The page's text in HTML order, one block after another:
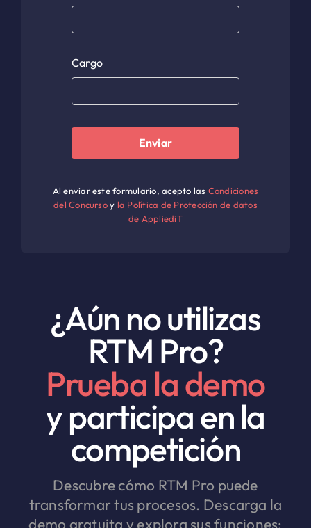
Cargo
Enviar
Al enviar este formulario, acepto las Condiciones
del Concursoy la Política de Protección de datos
de AppliediT
¿Aún no utilizas
RTM Pro?
Prueba la demo
y participa en la
competición
Descubre cómo RTM Pro puede
transformar tus procesos. Descarga la
demo gratuita y explora sus funciones: